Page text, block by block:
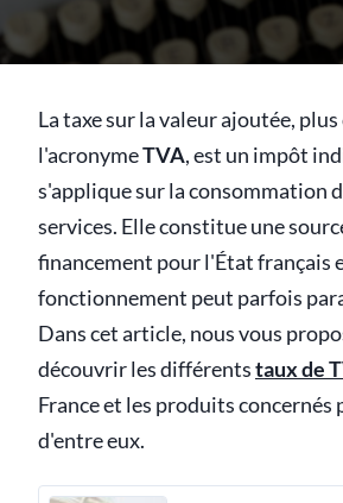
La taxe sur la valeur ajoutée,
l'acronymeTVA, est un impôt
s'applique sur la consommation
services. Elle constitue une
financement pour l'État français
fonctionnement peut parfois
Dans cet article, nous vous
découvrir les différentstaux de
France et les produits concernés
d'entre eux.